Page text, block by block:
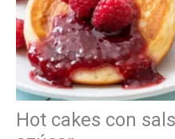
Hot cakes con